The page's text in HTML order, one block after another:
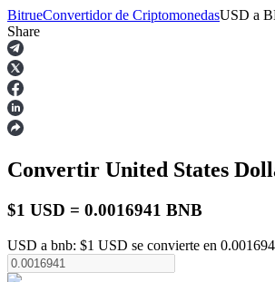
Futuros
Futuros del USDT
BitrueConvertidor de CriptomonedasUSD a
Share
Convertir United States
$1 USD = 0.0016941 BNB
USD a bnb: $1 USD se convierte en